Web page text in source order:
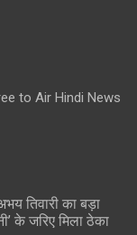
to Air Hindi News
तिवारी का बड़ा
के जरिए मिला ठेका